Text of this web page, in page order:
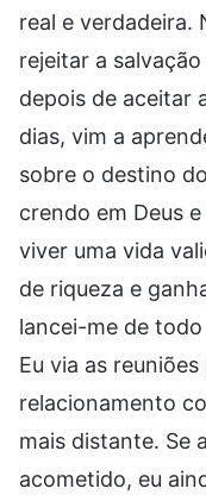
real e verdadeira.
rejeitar a
depois de aceitar
dias, vim a
sobre o destino
crendo em Deus
viver uma vida
de riqueza e
lancei-me de
Eu via as
relacionamento
mais distante. Se
acometido, eu